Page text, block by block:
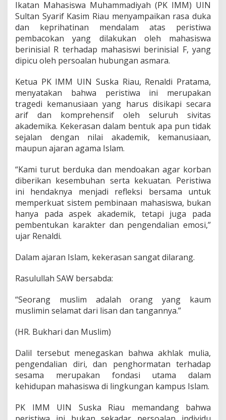
a
h
a
i
s
w
m
l
a
l
u
i
P
e
a
n
O
g
a
n
s
I
t
a
a
E
k
s
t
r
U
n
Ikatan Mahasiswa Muhammadiyah (PK IMM) UIN
Sultan Syarif Kasim Riau menyampaikan rasa duka
dan keprihatinan mendalam atas peristiwa
pembacokan yang dilakukan oleh mahasiswa
berinisial R terhadap mahasiswi berinisial F, yang
dipicu oleh persoalan hubungan asmara.
Ketua PK IMM UIN Suska Riau, Renaldi Pratama,
menyatakan bahwa peristiwa ini merupakan
tragedi kemanusiaan yang harus disikapi secara
arif dan komprehensif oleh seluruh sivitas
akademika. Kekerasan dalam bentuk apa pun tidak
sejalan dengan nilai akademik, kemanusiaan,
maupun ajaran agama Islam.
“Kami turut berduka dan mendoakan agar korban
diberikan kesembuhan serta kekuatan. Peristiwa
ini hendaknya menjadi refleksi bersama untuk
memperkuat sistem pembinaan mahasiswa, bukan
hanya pada aspek akademik, tetapi juga pada
pembentukan karakter dan pengendalian emosi,”
ujar Renaldi.
Dalam ajaran Islam, kekerasan sangat dilarang.
Rasulullah SAW bersabda:
“Seorang muslim adalah orang yang kaum
muslimin selamat dari lisan dan tangannya.”
(HR. Bukhari dan Muslim)
Dalil tersebut menegaskan bahwa akhlak mulia,
pengendalian diri, dan penghormatan terhadap
sesama merupakan fondasi utama dalam
kehidupan mahasiswa di lingkungan kampus Islam.
PK IMM UIN Suska Riau memandang bahwa